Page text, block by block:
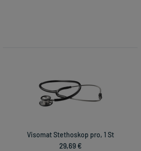
Visomat Stethoskop pro, 1 St
29,69 €